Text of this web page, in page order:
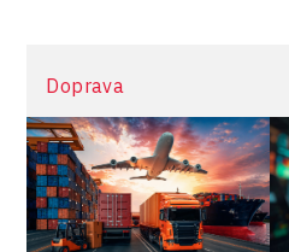
Doprava